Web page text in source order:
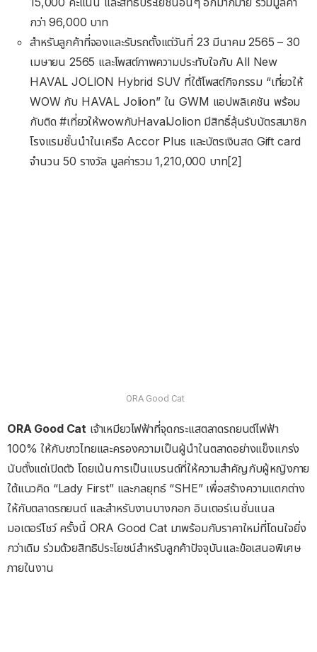
กว่า 96,000 บาท
สำหรับลูกค้าที่จองและรับรถตั้งแต่วันที่ 23 มีนาคม 2565 – 30
เมษายน 2565 และโพสต์ภาพความประทับใจกับ All New
HAVAL JOLION Hybrid SUV ที่ใต้โพสต์กิจกรรม “เที่ยวให้
WOW กับ HAVAL Jolion” ใน GWM แอปพลิเคชัน พร้อม
กับติด #เที่ยวให้wowกับHavalJolion มีสิทธิ์ลุ้นรับบัตรสมาชิก
โรงแรมชั้นนำในเครือ Accor Plus และบัตรเงินสด Gift card
จำนวน 50 รางวัล มูลค่ารวม 1,210,000 บาท[2]
ORA Good Cat
ORA Good Cat เจ้าเหมียวไฟฟ้าที่จุดกระแสตลาดรถยนต์ไฟฟ้า
100% ให้กับชาวไทยและครองความเป็นผู้นำในตลาดอย่างแข็งแกร่ง
นับตั้งแต่เปิดตัว โดยเน้นการเป็นแบรนด์ที่ให้ความสำคัญกับผู้หญิงภาย
ใต้แนวคิด “Lady First” และกลยุทธ์ “SHE” เพื่อสร้างความแตกต่าง
ให้กับตลาดรถยนต์ และสำหรับงานบางกอก อินเตอร์เนชั่นแนล
มอเตอร์โชว์ ครั้งนี้ ORA Good Cat มาพร้อมกับราคาใหม่ที่โดนใจยิ่ง
กว่าเดิม ร่วมด้วยสิทธิประโยชน์สำหรับลูกค้าปัจจุบันและข้อเสนอพิเศษ
ภายในงาน